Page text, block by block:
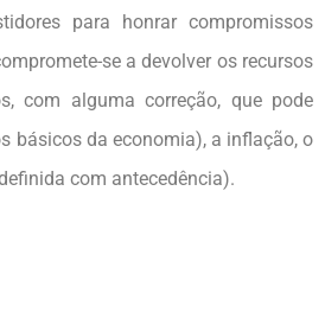
para honrar compromissos
se a devolver os recursos
com alguma correção, que pode
básicos da economia), a inflação, o
com antecedência).